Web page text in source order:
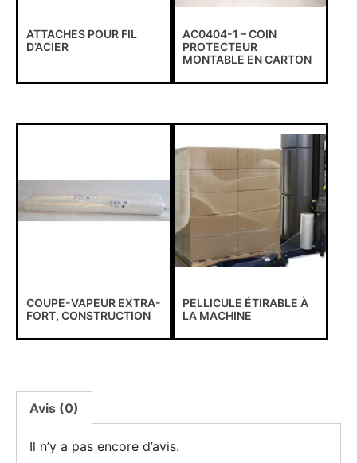
ATTACHES POUR FIL
D’ACIER
AC0404-1 – COIN
PROTECTEUR
MONTABLE EN CARTON
COUPE-VAPEUR EXTRA-
FORT, CONSTRUCTION
PELLICULE ÉTIRABLE À
LA MACHINE
Avis (0)
Il n’y a pas encore d’avis.
Message important !
suspendre la prise de commande en ligne via notre site
internet temporairement.
Nous nous excusons pour les inconvénients que cela